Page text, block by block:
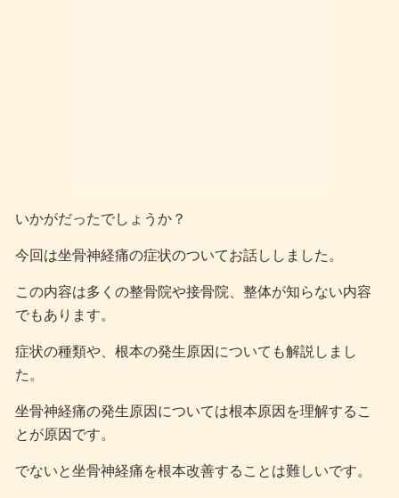
いかがだったでしょうか？
今回は坐骨神経痛の症状のついてお話ししました。
この内容は多くの整骨院や接骨院、整体が知らない内容
でもあります。
症状の種類や、根本の発生原因についても解説しまし
た。
坐骨神経痛の発生原因については根本原因を理解するこ
とが原因です。
でないと坐骨神経痛を根本改善することは難しいです。